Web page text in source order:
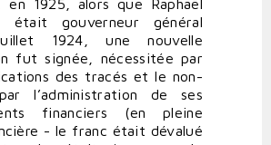
en 1925, alors que Raphaël
était gouverneur général
1924, une nouvelle
fut signée, nécessitée par
des tracés et le non-
l’administration de ses
financiers (en pleine
- le franc était dévalué